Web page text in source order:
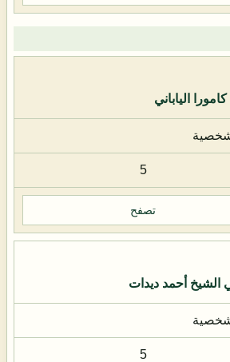
الياباني
5
تصفح
الشيخ أحمد ديدات
5